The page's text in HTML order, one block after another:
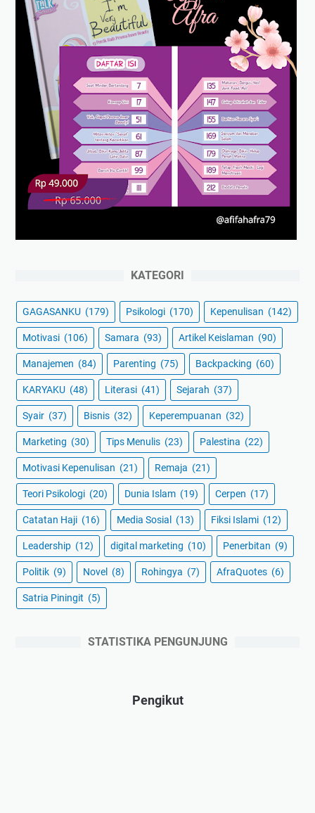
KATEGORI
GAGASANKU (179) Psikologi (170) Kepenulisan (142)
Motivasi (106) Samara (93) Artikel Keislaman (90)
Manajemen (84) Parenting (75) Backpacking (60)
KARYAKU (48) Literasi (41) Sejarah (37)
Syair (37) Bisnis (32) Keperempuanan (32)
Marketing (30) Tips Menulis (23) Palestina (22)
Motivasi Kepenulisan (21) Remaja (21)
Teori Psikologi (20) Dunia Islam (19) Cerpen (17)
Catatan Haji (16) Media Sosial (13) Fiksi Islami (12)
Leadership (12) digital marketing (10) Penerbitan (9)
Politik (9) Novel (8) Rohingya (7) AfraQuotes (6)
Satria Piningit (5)
STATISTIKA PENGUNJUNG
Pengikut